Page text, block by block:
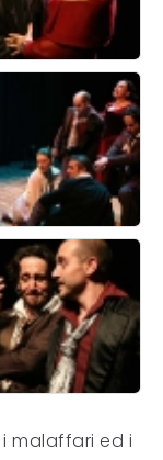
i malaffari ed i